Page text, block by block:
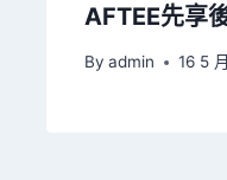
AFTEE先享
By admin 16 5